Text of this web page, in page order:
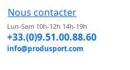
Nous contacter
Lun-Sam 10h-12h 14h-19h
+33.(0)9.51.00.88.60
info@produsport.com